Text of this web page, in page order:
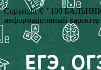
Copyright © "100
информационный